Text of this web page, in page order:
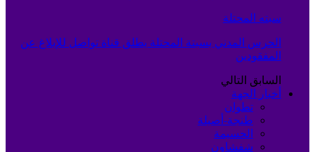
سبته المحتلة
الحرس المدني بسبتة المحتلة يطلق قناة تواصل للإبلاغ عن
المفقودين
السابق التالي
أخبار الجهة
تطوان
طنجة-أصيلة
الحسيمة
شفشاون